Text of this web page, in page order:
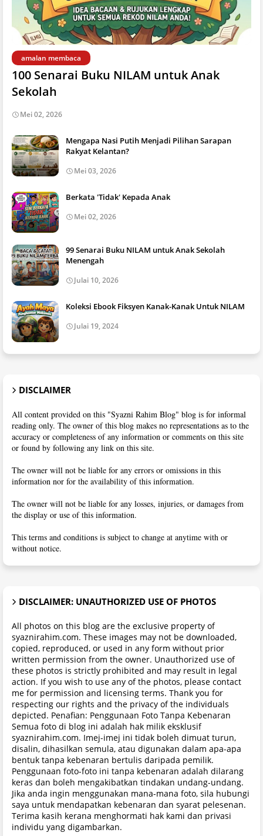
amalan membaca
100 Senarai Buku NILAM untuk Anak
Sekolah
Mei 02, 2026
Mengapa Nasi Putih Menjadi Pilihan Sarapan
Rakyat Kelantan?
Mei 03, 2026
Berkata 'Tidak' Kepada Anak
Mei 02, 2026
99 Senarai Buku NILAM untuk Anak Sekolah
Menengah
Julai 10, 2026
Koleksi Ebook Fiksyen Kanak-Kanak Untuk NILAM
Julai 19, 2024
DISCLAIMER
All content provided on this "Syazni Rahim Blog" blog is for informal
reading only. The owner of this blog makes no representations as to the
accuracy or completeness of any information or comments on this site
or found by following any link on this site.
The owner will not be liable for any errors or omissions in this
information nor for the availability of this information.
The owner will not be liable for any losses, injuries, or damages from
the display or use of this information.
This terms and conditions is subject to change at anytime with or
without notice.
DISCLAIMER: UNAUTHORIZED USE OF PHOTOS
All photos on this blog are the exclusive property of
syaznirahim.com. These images may not be downloaded,
copied, reproduced, or used in any form without prior
written permission from the owner. Unauthorized use of
these photos is strictly prohibited and may result in legal
action. If you wish to use any of the photos, please contact
me for permission and licensing terms. Thank you for
respecting our rights and the privacy of the individuals
depicted. Penafian: Penggunaan Foto Tanpa Kebenaran
Semua foto di blog ini adalah hak milik eksklusif
syaznirahim.com. Imej-imej ini tidak boleh dimuat turun,
disalin, dihasilkan semula, atau digunakan dalam apa-apa
bentuk tanpa kebenaran bertulis daripada pemilik.
Penggunaan foto-foto ini tanpa kebenaran adalah dilarang
keras dan boleh mengakibatkan tindakan undang-undang.
Jika anda ingin menggunakan mana-mana foto, sila hubungi
saya untuk mendapatkan kebenaran dan syarat pelesenan.
Terima kasih kerana menghormati hak kami dan privasi
individu yang digambarkan.